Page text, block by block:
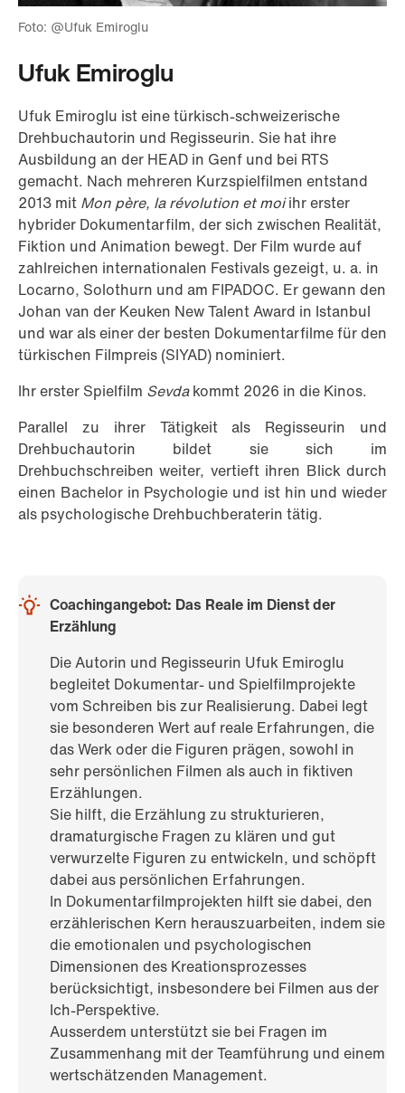
Foto: @Ufuk Emiroglu
Ufuk Emiroglu
Ufuk Emiroglu ist eine türkisch-schweizerische
Drehbuchautorin und Regisseurin. Sie hat ihre
Ausbildung an der HEAD in Genf und bei RTS
gemacht. Nach mehreren Kurzspielfilmen entstand
2013 mit Mon père, la révolution et moiihr erster
hybrider Dokumentarfilm, der sich zwischen Realität,
Fiktion und Animation bewegt. Der Film wurde auf
zahlreichen internationalen Festivals gezeigt, u. a. in
Locarno, Solothurn und am FIPADOC. Er gewann den
Johan van der Keuken New Talent Award in Istanbul
und war als einer der besten Dokumentarfilme für den
türkischen Filmpreis (SIYAD) nominiert.
Ihr erster Spielfilm Sevdakommt 2026 in die Kinos.
Parallel zu ihrer Tätigkeit als Regisseurin und
Drehbuchautorin bildet sie sich im
Drehbuchschreiben weiter, vertieft ihren Blick durch
einen Bachelor in Psychologie und ist hin und wieder
als psychologische Drehbuchberaterin tätig.
Coachingangebot: Das Reale im Dienst der
Erzählung
Die Autorin und Regisseurin Ufuk Emiroglu
begleitet Dokumentar- und Spielfilmprojekte
vom Schreiben bis zur Realisierung. Dabei legt
sie besonderen Wert auf reale Erfahrungen, die
das Werk oder die Figuren prägen, sowohl in
sehr persönlichen Filmen als auch in fiktiven
Erzählungen.
Sie hilft, die Erzählung zu strukturieren,
dramaturgische Fragen zu klären und gut
verwurzelte Figuren zu entwickeln, und schöpft
dabei aus persönlichen Erfahrungen.
In Dokumentarfilmprojekten hilft sie dabei, den
erzählerischen Kern herauszuarbeiten, indem sie
die emotionalen und psychologischen
Dimensionen des Kreationsprozesses
berücksichtigt, insbesondere bei Filmen aus der
Ich-Perspektive.
Ausserdem unterstützt sie bei Fragen im
Zusammenhang mit der Teamführung und einem
wertschätzenden Management.